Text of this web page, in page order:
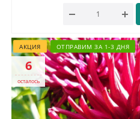
АКЦИЯ ОТПРАВИМ ЗА 1-3 ДНЯ
6
осталось